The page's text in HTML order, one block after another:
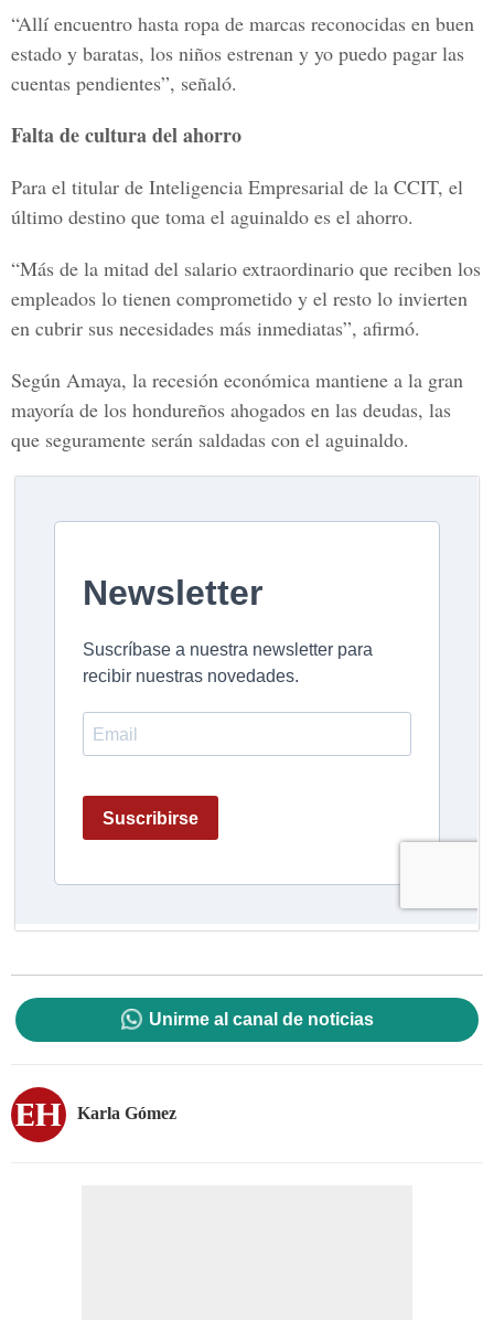
“Allí encuentro hasta ropa de marcas reconocidas en buen
estado y baratas, los niños estrenan y yo puedo pagar las
cuentas pendientes”, señaló.
Falta de cultura del ahorro
Para el titular de Inteligencia Empresarial de la CCIT, el
último destino que toma el aguinaldo es el ahorro.
“Más de la mitad del salario extraordinario que reciben los
empleados lo tienen comprometido y el resto lo invierten
en cubrir sus necesidades más inmediatas”, afirmó.
Según Amaya, la recesión económica mantiene a la gran
mayoría de los hondureños ahogados en las deudas, las
que seguramente serán saldadas con el aguinaldo.
Unirme al canal de noticias
Karla Gómez